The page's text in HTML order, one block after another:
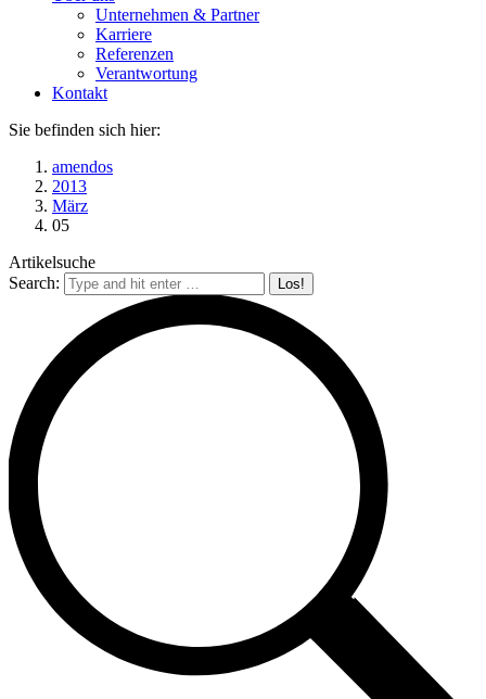
Unternehmen & Partner
Karriere
Referenzen
Verantwortung
Kontakt
Sie befinden sich hier:
amendos
2013
März
05
Artikelsuche
Search: